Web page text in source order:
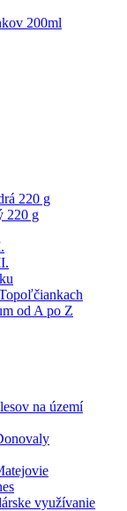
200ml
220 g
220 g
od A po Z
na území
využívanie